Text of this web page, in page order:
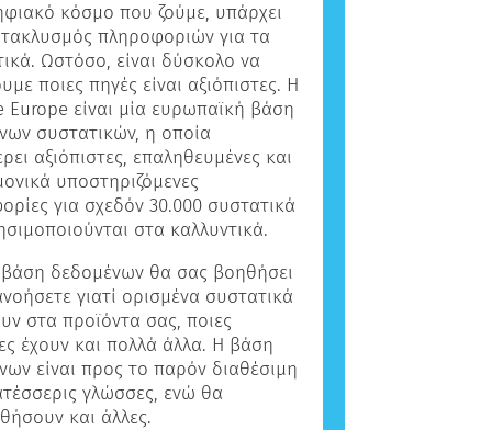
κόσμο που ζούμε, υπάρχει
πληροφοριών για τα
Ωστόσο, είναι δύσκολο να
ποιες πηγές είναι αξιόπιστες. Η
Europe είναι μία ευρωπαϊκή βάση
συστατικών, η οποία
αξιόπιστες, επαληθευμένες και
υποστηριζόμενες
για σχεδόν 30.000 συστατικά
στα καλλυντικά.
δεδομένων θα σας βοηθήσει
γιατί ορισμένα συστατικά
στα προϊόντα σας, ποιες
έχουν και πολλά άλλα. Η βάση
είναι προς το παρόν διαθέσιμη
γλώσσες, ενώ θα
και άλλες.